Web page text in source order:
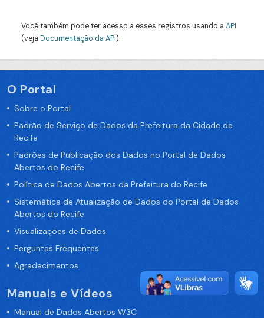
Você também pode ter acesso a esses registros usando a API
(veja Documentação da API).
O Portal
Sobre o Portal
Padrão de Serviço de Dados da Prefeitura da Cidade de
Recife
Padrões de Publicação dos Dados no Portal de Dados
Abertos do Recife
Política de Dados Abertos da Prefeitura do Recife
Sistemática de Atualização de Dados do Portal de Dados
Abertos do Recife
Visualizações de Dados
Perguntas Frequentes
Agradecimentos
Manuais e Vídeos
Manual de Dados Abertos W3C